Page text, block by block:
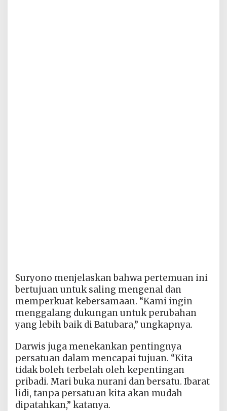
Suryono menjelaskan bahwa pertemuan ini
bertujuan untuk saling mengenal dan
memperkuat kebersamaan. “Kami ingin
menggalang dukungan untuk perubahan
yang lebih baik di Batubara,” ungkapnya.
Darwis juga menekankan pentingnya
persatuan dalam mencapai tujuan. “Kita
tidak boleh terbelah oleh kepentingan
pribadi. Mari buka nurani dan bersatu. Ibarat
lidi, tanpa persatuan kita akan mudah
dipatahkan,” katanya.